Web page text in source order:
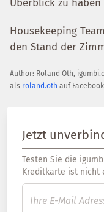
Überblick zu
Housekeeping
den Stand der
Author: Roland Oth,
als roland.oth auf
Jetzt
Testen Sie die
Kreditkarte ist nicht